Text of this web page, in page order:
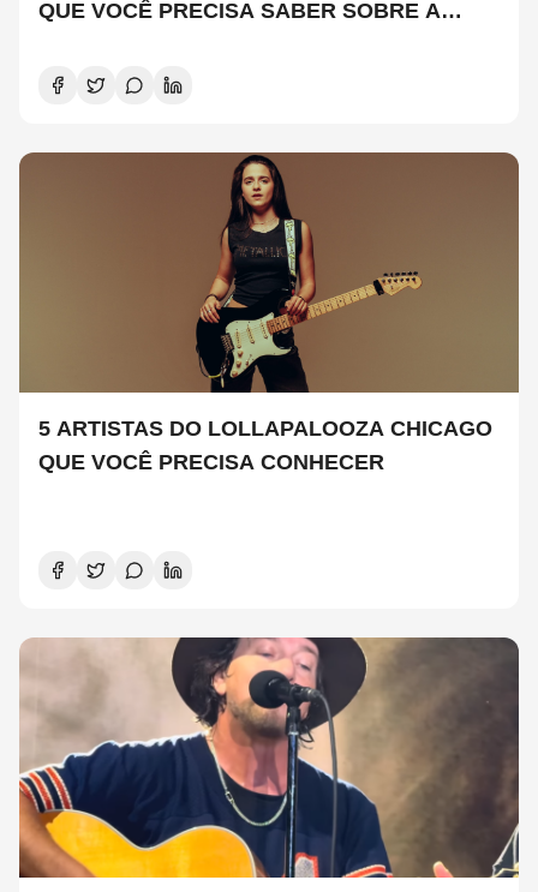
QUE VOCÊ PRECISA SABER SOBRE A
5 ARTISTAS DO LOLLAPALOOZA CHICAGO
QUE VOCÊ PRECISA CONHECER